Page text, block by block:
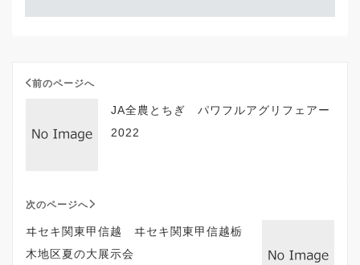
前のページへ
JA全農とちぎ パワフルアグリフェアー
2022
次のページへ
ヰセキ関東甲信越 ヰセキ関東甲信越栃
木地区夏の大展示会